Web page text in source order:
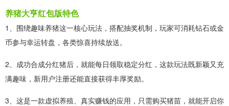
养猪大亨红包版特色
1、围绕趣味养猪这一核心玩法，搭配抽奖机制，玩家可消耗钻石或金
币参与幸运转盘，各类惊喜持续放送。
2、成功合成分红猪后，就能每日领取稳定分红，这款玩法既新颖又充
满趣味，新用户注册还能直接获得丰厚奖励。
3、这是一款虚拟养殖、真实赚钱的应用，只需购买猪苗，就能开启你